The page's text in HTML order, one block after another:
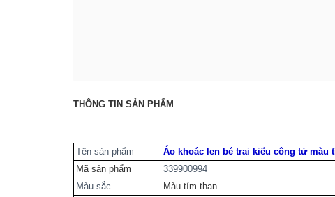
THÔNG TIN SẢN PHẨM
Tên sản phẩm
Áo khoác len bé trai kiểu công tử màu
Mã sản phẩm
339900994
Màu sắc
Màu tím than